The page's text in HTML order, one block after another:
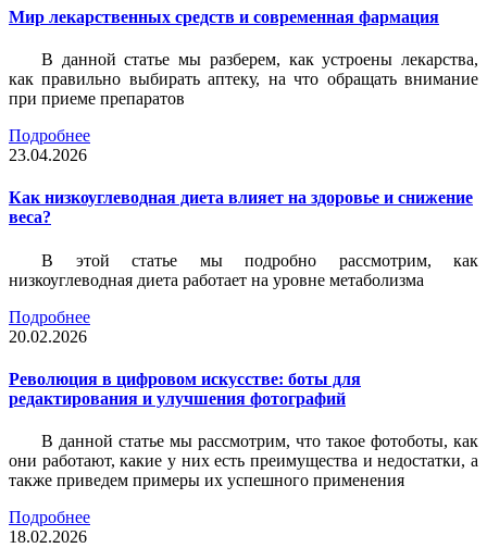
Мир лекарственных средств и современная фармация
В данной статье мы разберем, как устроены лекарства,
как правильно выбирать аптеку, на что обращать внимание
при приеме препаратов
Подробнее
23.04.2026
Как низкоуглеводная диета влияет на здоровье и снижение
веса?
В этой статье мы подробно рассмотрим, как
низкоуглеводная диета работает на уровне метаболизма
Подробнее
20.02.2026
Революция в цифровом искусстве: боты для
редактирования и улучшения фотографий
В данной статье мы рассмотрим, что такое фотоботы, как
они работают, какие у них есть преимущества и недостатки, а
также приведем примеры их успешного применения
Подробнее
18.02.2026